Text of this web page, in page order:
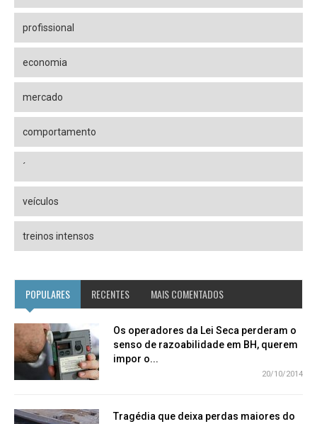
profissional
economia
mercado
comportamento
´
veículos
treinos intensos
POPULARES RECENTES MAIS COMENTADOS
Os operadores da Lei Seca perderam o
senso de razoabilidade em BH, querem
impor o...
20/10/2014
Tragédia que deixa perdas maiores do